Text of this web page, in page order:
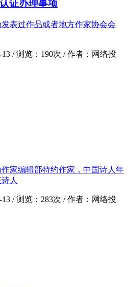
证办理事项
表过作品或者地方作家协会会
13 /浏览： 190次 /作者： 网络投
家编辑部特约作家，中国诗人年
人
13 /浏览： 283次 /作者： 网络投